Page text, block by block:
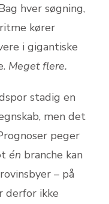
hver søgning,
kører
i gigantiske
Meget flere.
stadig en
men det
peger
én branche kan
– på
derfor ikke